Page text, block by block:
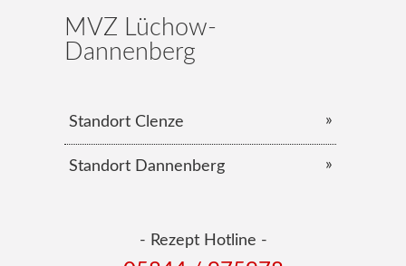
MVZ Lüchow-
Dannenberg
Standort Clenze
Standort Dannenberg
- Rezept Hotline -